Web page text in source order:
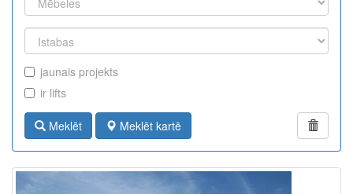
jaunais projekts
ir lifts
Meklēt Meklēt kartē